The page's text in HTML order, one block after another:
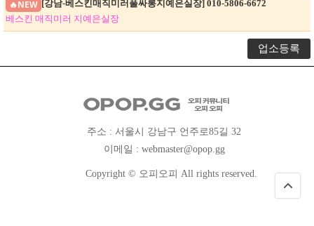
🔥NEW [강남-베스킨매직미러풀싸롱지예은실장] 010-5806-6672
베스킨 매직미러 지예은실장
업소등록
주소 : 서울시 강남구 언주로85길 32
이메일 : webmaster@opop.gg
Copyright © 오피오피 All rights reserved.